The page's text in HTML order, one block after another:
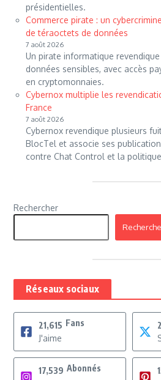
présidentielles.
Commerce pirate : un
de téraoctets de données
7 août 2026
Un pirate informatique
données sensibles, avec accès
en cryptomonnaies.
Cybernox multiplie les
France
7 août 2026
Cybernox revendique plusieurs
BlocTel et associe ses
contre Chat Control et la
Rechercher
Réseaux sociaux
21,615 Fans
J'aime
17,539 Abonnés